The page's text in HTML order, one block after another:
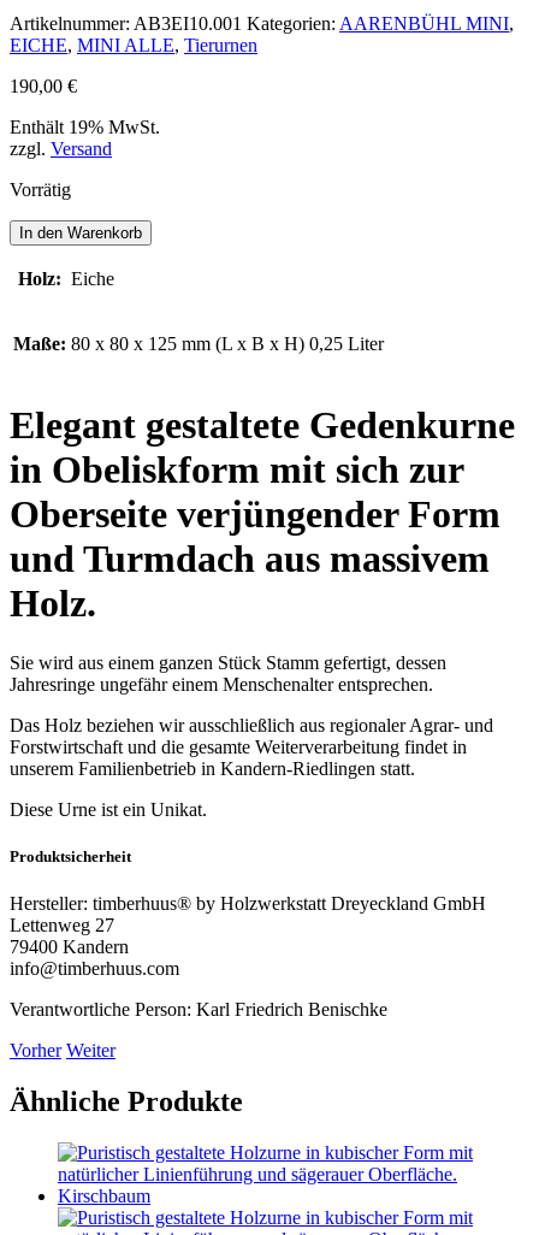
Artikelnummer: AB3EI10.001 Kategorien: AARENBÜHL MINI,
EICHE, MINI ALLE, Tierurnen
190,00 €
Enthält 19% MwSt.
zzgl. Versand
Vorrätig
AARENBÜHL
MINI
Menge
In den Warenkorb
Holz: Eiche
Maße: 80 x 80 x 125 mm (L x B x H) 0,25 Liter
Elegant gestaltete Gedenkurne
in Obeliskform mit sich zur
Oberseite verjüngender Form
und Turmdach aus massivem
Holz.
Sie wird aus einem ganzen Stück Stamm gefertigt, dessen
Jahresringe ungefähr einem Menschenalter entsprechen.
Das Holz beziehen wir ausschließlich aus regionaler Agrar- und
Forstwirtschaft und die gesamte Weiterverarbeitung findet in
unserem Familienbetrieb in Kandern-Riedlingen statt.
Diese Urne ist ein Unikat.
Produktsicherheit
Hersteller: timberhuus® by Holzwerkstatt Dreyeckland GmbH
Lettenweg 27
79400 Kandern
info@timberhuus.com
Verantwortliche Person: Karl Friedrich Benischke
Vorher Weiter
Ähnliche Produkte